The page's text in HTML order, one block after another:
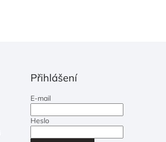
Přihlášení
E-mail
Heslo